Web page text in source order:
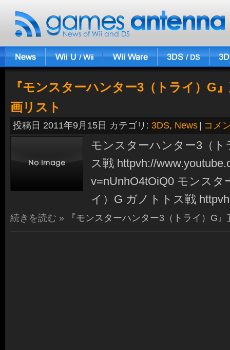
『モンスターハンター3（トライ）G
画リスト
投稿日 2011年9月15日 カテゴリ: 3DS, News コメ
モンスターハンター3（
ス戦 httpvh://
v=nUnhO4tOiQ0 モンスタ
イ）G ガノトトス戦
続きを読む » 『モンスターハンター3（トライ）G